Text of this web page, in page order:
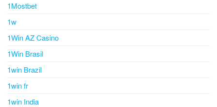
1Mostbet
1w
1Win AZ Casino
1Win Brasil
1win Brazil
1win fr
1win India